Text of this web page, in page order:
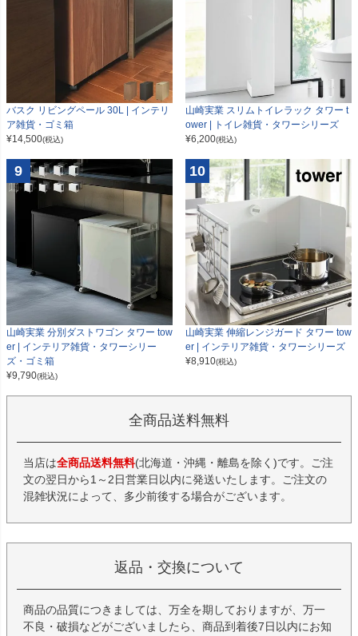
バスク リビングペール 30L | インテリ
ア雑貨・ゴミ箱
¥14,500(税込)
山崎実業 スリムトイレラック タワー t
ower | トイレ雑貨・タワーシリーズ
¥6,200(税込)
9
山崎実業 分別ダストワゴン タワー tow
er | インテリア雑貨・タワーシリー
ズ・ゴミ箱
¥9,790(税込)
10
山崎実業 伸縮レンジガード タワー tow
er | インテリア雑貨・タワーシリーズ
¥8,910(税込)
全商品送料無料
当店は全商品送料無料(北海道・沖縄・離島を除く)です。ご注
文の翌日から1～2日営業日以内に発送いたします。ご注文の
混雑状況によって、多少前後する場合がございます。
返品・交換について
商品の品質につきましては、万全を期しておりますが、万一
不良・破損などがございましたら、商品到着後7日以内にお知